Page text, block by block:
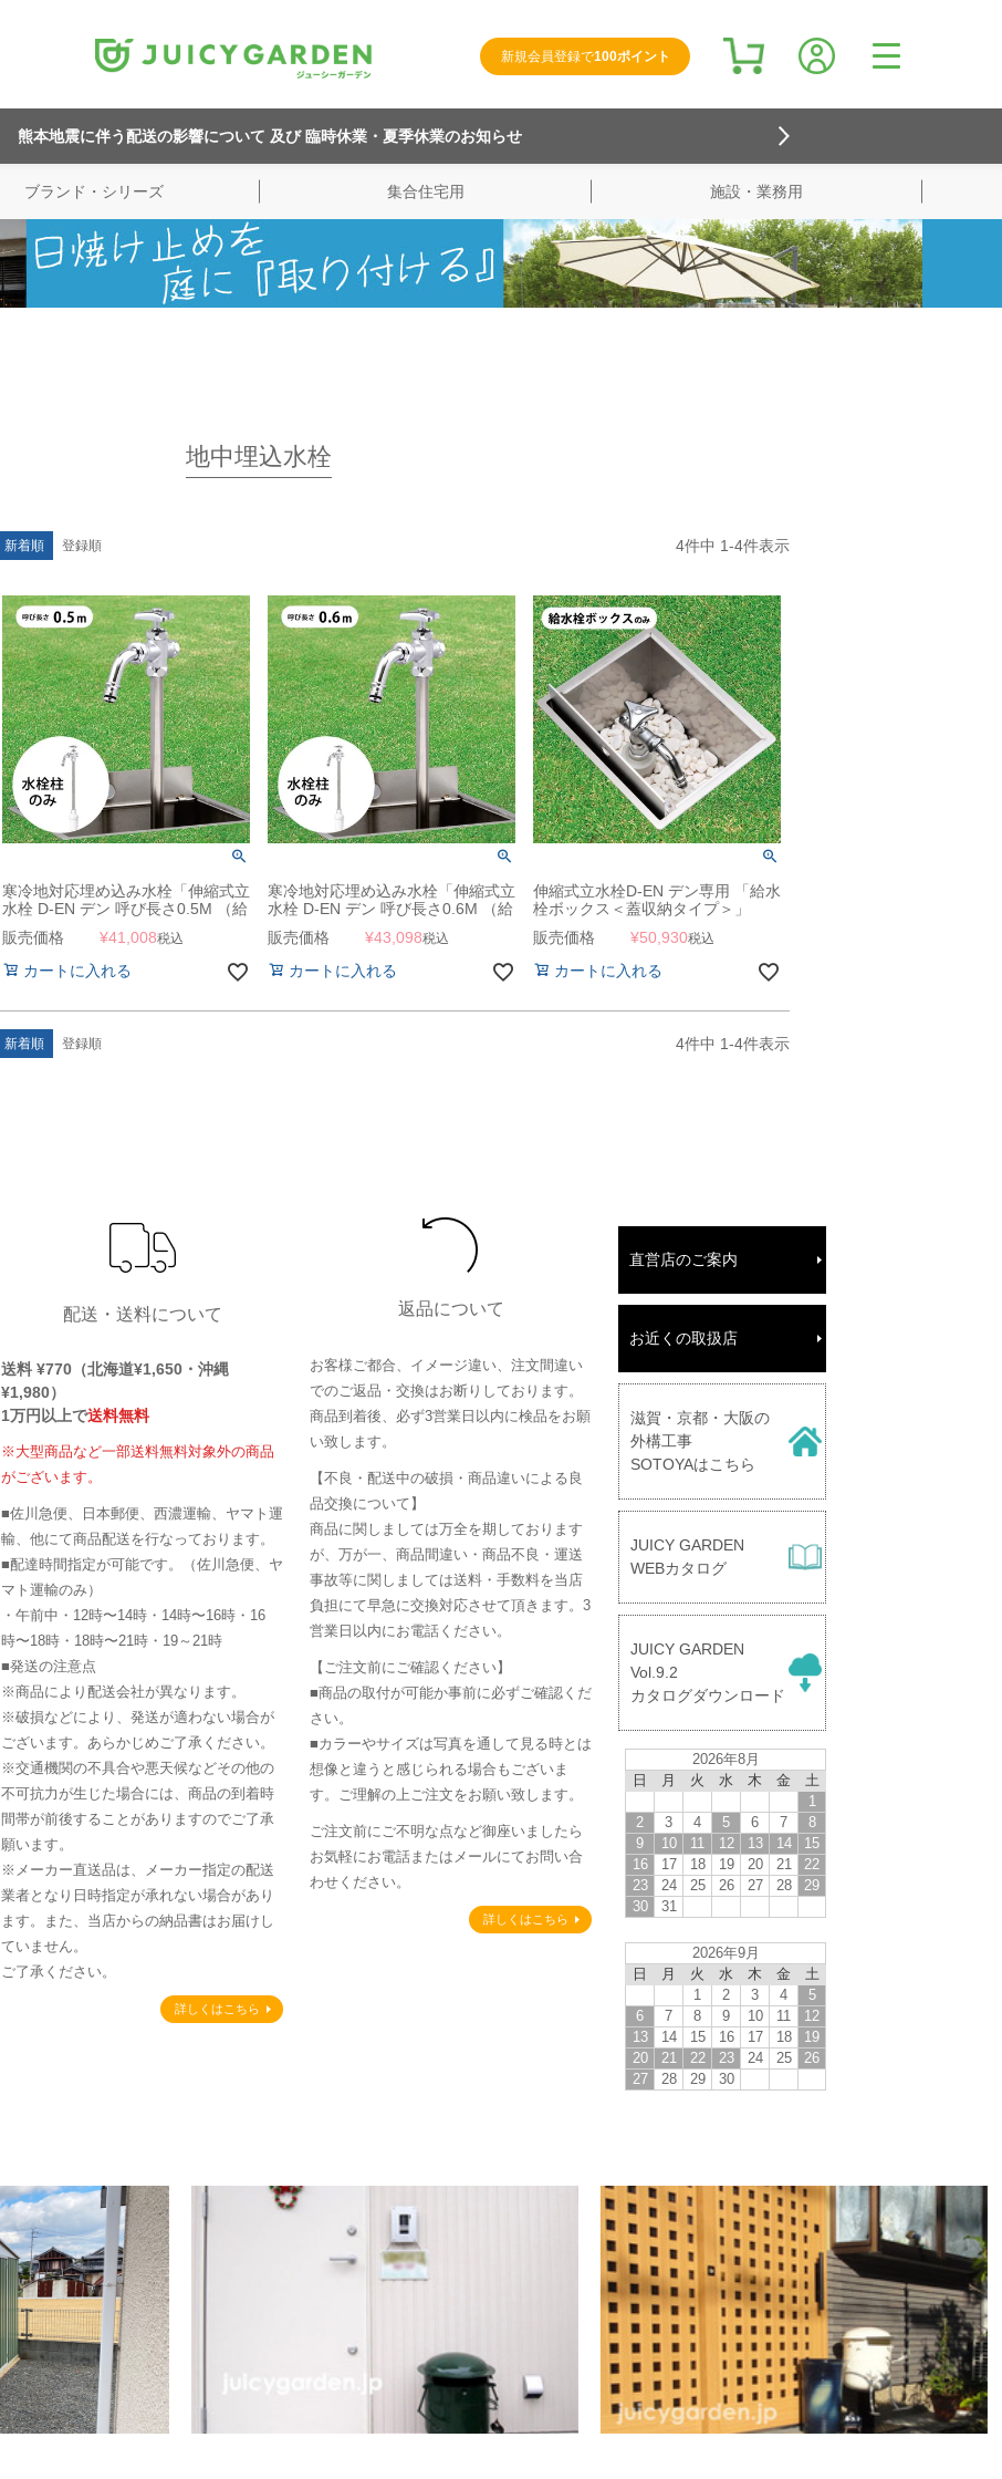
新規会員登録で100ポイント
検索
熊本地震に伴う配送の影響について 及び 臨時休業・夏季休業のお知らせ
ブランド・シリーズ 集合住宅用 施設・業務用
地中埋込水栓
新着順 登録順 4件中 1-4件表示
寒冷地対応埋め込み水栓「伸縮式立
水栓 D-EN デン 呼び長さ0.5M （給
水栓ボックス別売）」
販売価格 ¥41,008税込
カートに入れる
寒冷地対応埋め込み水栓「伸縮式立
水栓 D-EN デン 呼び長さ0.6M （給
水栓ボックス別売）」
販売価格 ¥43,098税込
カートに入れる
伸縮式立水栓D-EN デン専用 「給水
栓ボックス＜蓋収納タイプ＞」
販売価格
¥50,930税込
カートに入れる
新着順 登録順 4件中 1-4件表示
配送・送料について
送料 ¥770（北海道¥1,650・沖縄
¥1,980）
1万円以上で送料無料
※大型商品など一部送料無料対象外の商品
がございます。
■佐川急便、日本郵便、西濃運輸、ヤマト運
輸、他にて商品配送を行なっております。
■配達時間指定が可能です。（佐川急便、ヤ
マト運輸のみ）
・午前中・12時〜14時・14時〜16時・16
時〜18時・18時〜21時・19～21時
■発送の注意点
※商品により配送会社が異なります。
※破損などにより、発送が適わない場合が
ございます。あらかじめご了承ください。
※交通機関の不具合や悪天候などその他の
不可抗力が生じた場合には、商品の到着時
間帯が前後することがありますのでご了承
願います。
※メーカー直送品は、メーカー指定の配送
業者となり日時指定が承れない場合があり
ます。また、当店からの納品書はお届けし
ていません。
ご了承ください。
詳しくはこちら
返品について
お客様ご都合、イメージ違い、注文間違い
でのご返品・交換はお断りしております。
商品到着後、必ず3営業日以内に検品をお願
い致します。
【不良・配送中の破損・商品違いによる良
品交換について】
商品に関しましては万全を期しております
が、万が一、商品間違い・商品不良・運送
事故等に関しましては送料・手数料を当店
負担にて早急に交換対応させて頂きます。3
営業日以内にお電話ください。
【ご注文前にご確認ください】
■商品の取付が可能か事前に必ずご確認くだ
さい。
■カラーやサイズは写真を通して見る時とは
想像と違うと感じられる場合もございま
す。ご理解の上ご注文をお願い致します。
ご注文前にご不明な点など御座いましたら
お気軽にお電話またはメールにてお問い合
わせください。
詳しくはこちら
直営店のご案内
お近くの取扱店
滋賀・京都・大阪の
外構工事
SOTOYAはこちら
JUICY GARDEN
WEBカタログ
JUICY GARDEN
Vol.9.2
カタログダウンロード
2026年8月
日
月 火 水 木 金
土
1
2
3 4 5 6 7
8
9
10 11 12 13 14
15
16
17 18 19 20 21
22
23
24 25 26 27 28
29
30
31
2026年9月
日
月 火 水 木 金
土
1
2 3 4
5
6
7 8 9 10 11
12
13
14 15 16 17 18
19
20
21 22 23 24 25
26
27
28 29 30